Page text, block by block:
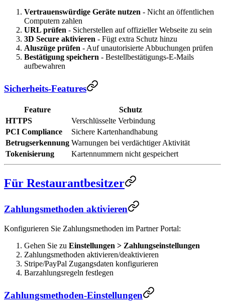
Vertrauenswürdige Geräte nutzen - Nicht an öffentlichen
Computern zahlen
URL prüfen - Sicherstellen auf offizieller Webseite zu sein
3D Secure aktivieren - Fügt extra Schutz hinzu
Aluszüge prüfen - Auf unautorisierte Abbuchungen prüfen
Bestätigung speichern - Bestellbestätigungs-E-Mails
aufbewahren
Sicherheits-Features
Feature
Schutz
HTTPS
Verschlüsselte Verbindung
PCI Compliance
Sichere Kartenhandhabung
Betrugserkennung Warnungen bei verdächtiger Aktivität
Tokenisierung
Kartennummern nicht gespeichert
Für Restaurantbesitzer
Zahlungsmethoden aktivieren
Konfigurieren Sie Zahlungsmethoden im Partner Portal:
Gehen Sie zu Einstellungen > Zahlungseinstellungen
Zahlungsmethoden aktivieren/deaktivieren
Stripe/PayPal Zugangsdaten konfigurieren
Barzahlungsregeln festlegen
Zahlungsmethoden-Einstellungen